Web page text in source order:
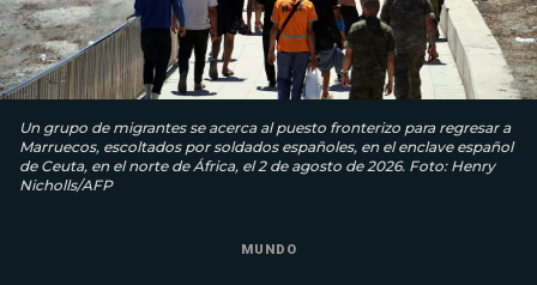
Un grupo de migrantes se acerca al puesto fronterizo para regresar a
Marruecos, escoltados por soldados españoles, en el enclave español
de Ceuta, en el norte de África, el 2 de agosto de 2026. Foto: Henry
Nicholls/AFP
MUNDO